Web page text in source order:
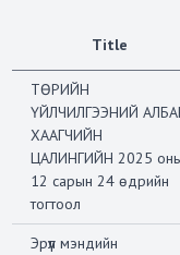
Title
ТӨРИЙН
ҮЙЛЧИЛГЭЭНИЙ
ХААГЧИЙН
ЦАЛИНГИЙН 2025
12 сарын 24 өдрийн
тогтоол
Эрүүл мэндийн